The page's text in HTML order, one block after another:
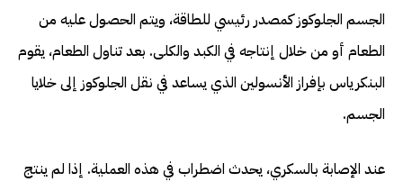
الجسم الجلوكوز كمصدر رئيسي للطاقة، ويتم الحصول عليه من
الطعام أو من خلال إنتاجه في الكبد والكلى. بعد تناول الطعام، يقوم
البنكرياس بإفراز الأنسولين الذي يساعد في نقل الجلوكوز إلى خلايا
الجسم.
عند الإصابة بالسكري، يحدث اضطراب في هذه العملية. إذا لم ينتج